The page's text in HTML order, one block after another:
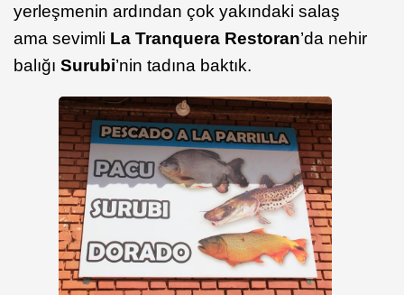
yerleşmenin ardından çok yakındaki salaş
ama sevimli La Tranquera Restoran’da nehir
balığı Surubi’nin tadına baktık.